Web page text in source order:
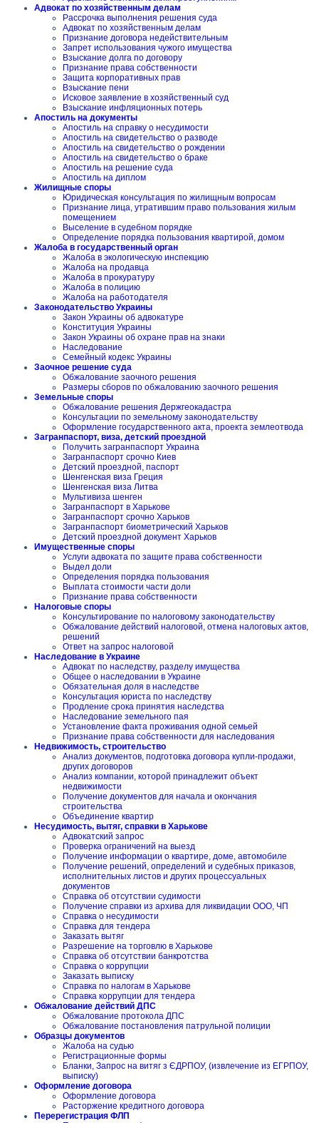
Адвокат по хозяйственным делам
Рассрочка выполнения решения суда
Адвокат по хозяйственным делам
Признание договора недействительным
Запрет использования чужого имущества
Взыскание долга по договору
Признание права собственности
Защита корпоративных прав
Взыскание пени
Исковое заявление в хозяйственный суд
Взыскание инфляционных потерь
Апостиль на документы
Апостиль на справку о несудимости
Апостиль на свидетельство о разводе
Апостиль на свидетельство о рождении
Апостиль на свидетельство о браке
Апостиль на решение суда
Апостиль на диплом
Жилищные споры
Юридическая консультация по жилищным вопросам
Признание лица, утратившим право пользования жилым
помещением
Выселение в судебном порядке
Определение порядка пользования квартирой, домом
Жалоба в государственный орган
Жалоба в экологическую инспекцию
Жалоба на продавца
Жалоба в прокуратуру
Жалоба в полицию
Жалоба на работодателя
Законодательство Украины
Закон Украины об адвокатуре
Конституция Украины
Закон Украины об охране прав на знаки
Наследование
Семейный кодекс Украины
Заочное решение суда
Обжалование заочного решения
Размеры сборов по обжалованию заочного решения
Земельные споры
Обжалование решения Держгеокадастра
Консультации по земельному законодательству
Оформление государственного акта, проекта землеотвода
Загранпаспорт, виза, детский проездной
Получить загранпаспорт Украина
Загранпаспорт срочно Киев
Детский проездной, паспорт
Шенгенская виза Греция
Шенгенская виза Литва
Мультивиза шенген
Загранпаспорт в Харькове
Загранпаспорт срочно Харьков
Загранпаспорт биометрический Харьков
Детский проездной документ Харьков
Имущественные споры
Услуги адвоката по защите права собственности
Выдел доли
Определения порядка пользования
Выплата стоимости части доли
Признание права собственности
Налоговые споры
Консультирование по налоговому законодательству
Обжалование действий налоговой, отмена налоговых актов,
решений
Ответ на запрос налоговой
Наследование в Украине
Адвокат по наследству, разделу имущества
Общее о наследовании в Украине
Обязательная доля в наследстве
Консультация юриста по наследству
Продление срока принятия наследства
Наследование земельного пая
Установление факта проживания одной семьей
Признание права собственности для наследования
Недвижимость, строительство
Анализ документов, подготовка договора купли-продажи,
других договоров
Анализ компании, которой принадлежит объект
недвижимости
Получение документов для начала и окончания
строительства
Объединение квартир
Несудимость, вытяг, справки в Харькове
Адвокатский запрос
Проверка ограничений на выезд
Получение информации о квартире, доме, автомобиле
Получение решений, определений и судебных приказов,
исполнительных листов и других процессуальных
документов
Справка об отсутствии судимости
Получение справки из архива для ликвидации ООО, ЧП
Справка о несудимости
Справка для тендера
Заказать вытяг
Разрешение на торговлю в Харькове
Справка об отсутствии банкротства
Справка о коррупции
Заказать выписку
Справка по налогам в Харькове
Справка коррупции для тендера
Обжалование действий ДПС
Обжалование протокола ДПС
Обжалование постановления патрульной полиции
Образцы документов
Жалоба на судью
Регистрационные формы
Бланки, Запрос на витяг з ЄДРПОУ, (извлечение из ЕГРПОУ,
выписку)
Оформление договора
Оформление договора
Расторжение кредитного договора
Перерегистрация ФЛП